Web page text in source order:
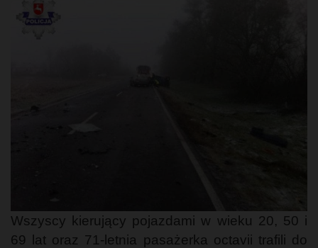
Wszyscy kierujący pojazdami w wieku 20, 50 i
69 lat oraz 71-letnia pasażerka octavii trafili do